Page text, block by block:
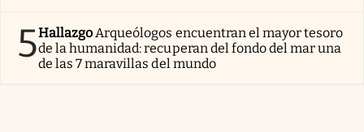
5HallazgoArqueólogos encuentran el mayor tesoro
de la humanidad: recuperan del fondo del mar una
de las 7 maravillas del mundo